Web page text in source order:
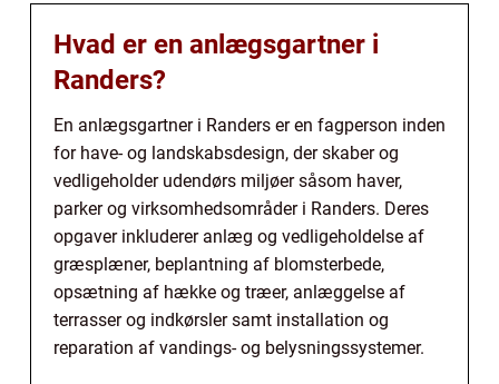
Hvad er en anlægsgartner i
Randers?
En anlægsgartner i Randers er en fagperson inden
for have- og landskabsdesign, der skaber og
vedligeholder udendørs miljøer såsom haver,
parker og virksomhedsområder i Randers. Deres
opgaver inkluderer anlæg og vedligeholdelse af
græsplæner, beplantning af blomsterbede,
opsætning af hække og træer, anlæggelse af
terrasser og indkørsler samt installation og
reparation af vandings- og belysningssystemer.